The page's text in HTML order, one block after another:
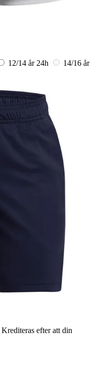
12/14 år 24h
14/16 år
Krediteras efter att din